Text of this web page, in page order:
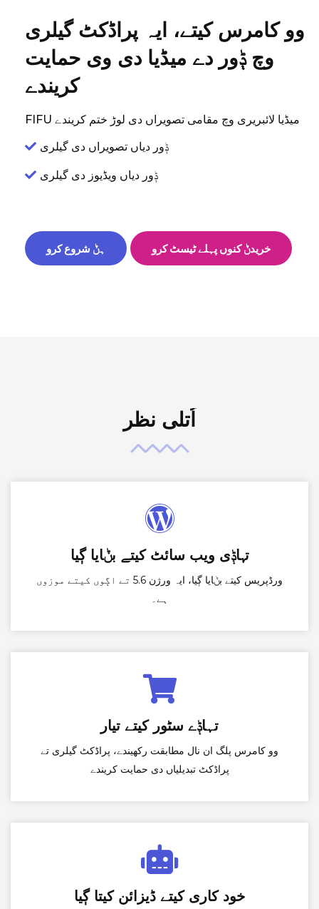
وو کامرس کیتے، ایہ پراڈکٹ گیلری
وچ ݙور دے میڈیا دی وی حمایت
کریندے
FIFU میڈیا لائبریری وچ مقامی تصویراں دی لوڑ ختم کریندے
ݙور دیاں تصویراں دی گیلری
ݙور دیاں ویڈیوز دی گیلری
ہݨ شروع کرو خریدݨ کنوں پہلے ٹیسٹ کرو
اُتلی نظر
تہاݙی ویب سائٹ کیتے بݨایا ڳیا
ورڈپریس کیتے بݨایا ڳیا، ایہ ورژن 5.6 تے اڳوں کیتے موزوں
ہے۔
تہاݙے سٹور کیتے تیار
وو کامرس پلگ ان نال مطابقت رکھیندے، پراڈکٹ گیلری تے
پراڈکٹ تبدیلیاں دی حمایت کریندے
خود کاری کیتے ڈیزائن کیتا ڳیا